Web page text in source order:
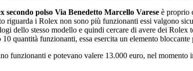
secondo polso Via Benedetto Marcello Varese è proprio
riguarda i Rolex non sono più funzionanti essi valgono
dello stesso modello e quindi cercare di avere dei
quantità funzionanti, essa esercita un elemento
funzionanti e potevano valere 13.000 euro, nel